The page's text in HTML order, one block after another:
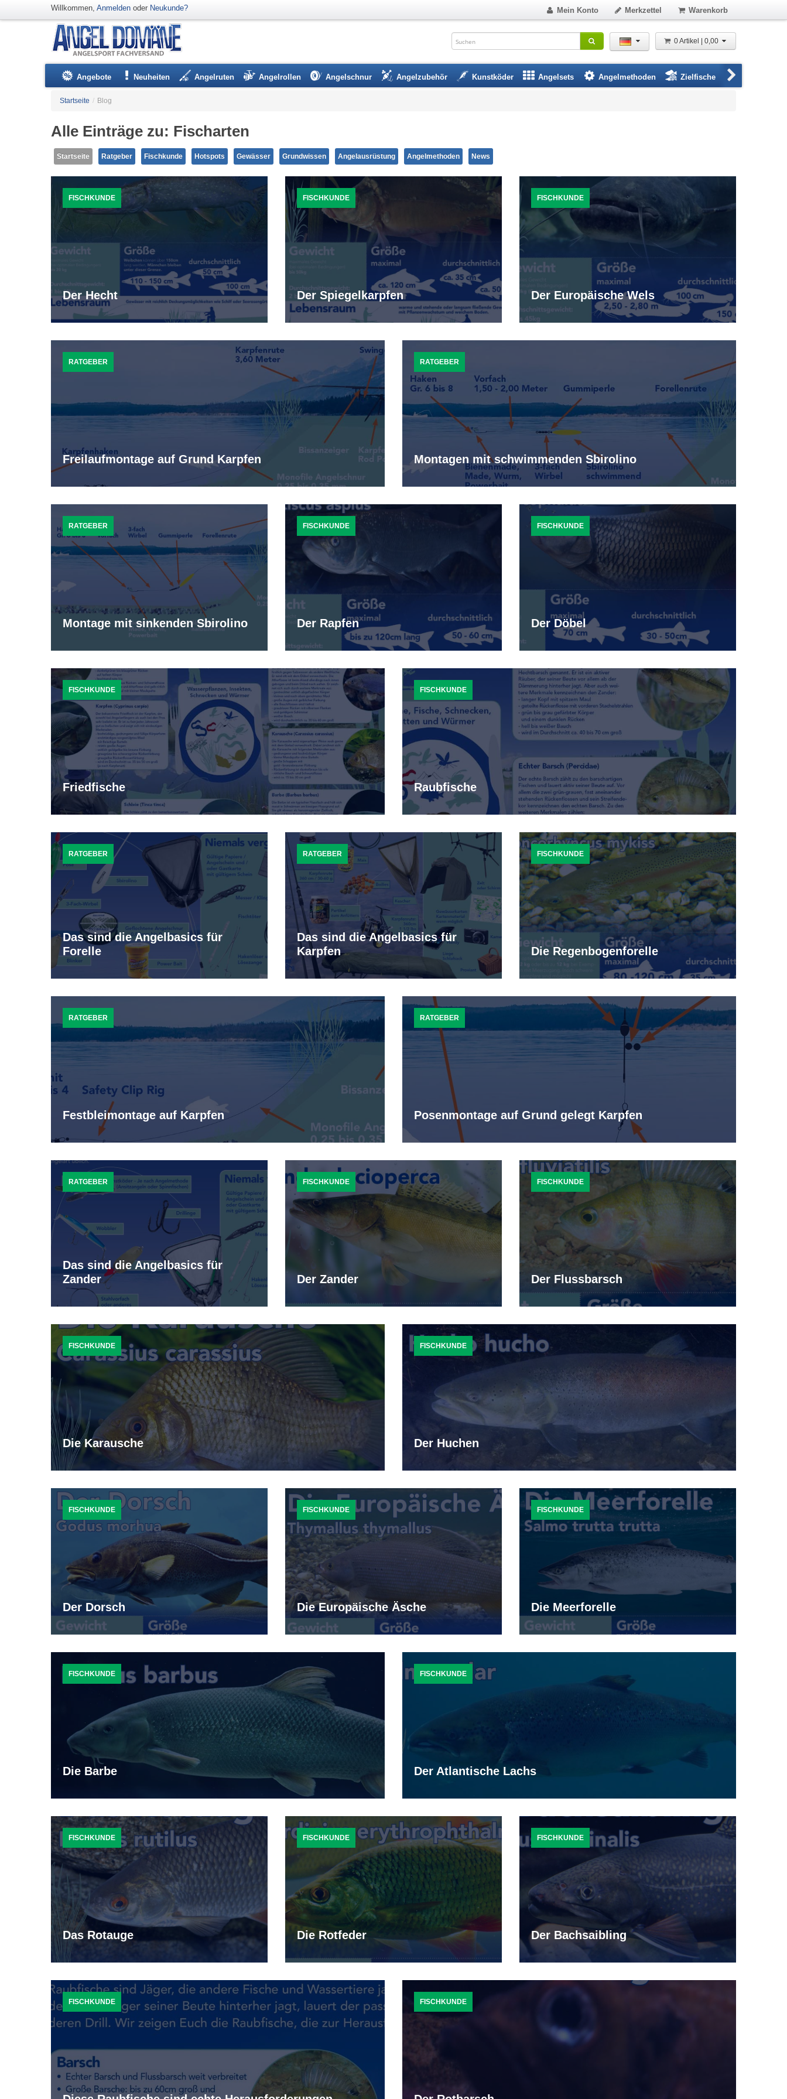
Willkommen, Anmelden oder Neukunde? Mein Konto Merkzettel Warenkorb
0 Artikel | 0,00
Angebote Neuheiten Angelruten Angelrollen Angelschnur Angelzubehör Kunstköder Angelsets Angelmethoden Zielfische
Startseite / Blog
Alle Einträge zu: Fischarten
Startseite Ratgeber Fischkunde Hotspots Gewässer Grundwissen Angelausrüstung Angelmethoden News
FISCHKUNDE
Der Hecht
FISCHKUNDE
Der Spiegelkarpfen
FISCHKUNDE
Der Europäische Wels
RATGEBER
Freilaufmontage auf Grund Karpfen
RATGEBER
Montagen mit schwimmenden Sbirolino
RATGEBER
Montage mit sinkenden Sbirolino
FISCHKUNDE
Der Rapfen
FISCHKUNDE
Der Döbel
FISCHKUNDE
Friedfische
FISCHKUNDE
Raubfische
RATGEBER
Das sind die Angelbasics für
Forelle
RATGEBER
Das sind die Angelbasics für
Karpfen
FISCHKUNDE
Die Regenbogenforelle
RATGEBER
Festbleimontage auf Karpfen
RATGEBER
Posenmontage auf Grund gelegt Karpfen
RATGEBER
Das sind die Angelbasics für
Zander
FISCHKUNDE
Der Zander
FISCHKUNDE
Der Flussbarsch
FISCHKUNDE
Die Karausche
FISCHKUNDE
Der Huchen
FISCHKUNDE
Der Dorsch
FISCHKUNDE
Die Europäische Äsche
FISCHKUNDE
Die Meerforelle
FISCHKUNDE
Die Barbe
FISCHKUNDE
Der Atlantische Lachs
FISCHKUNDE
Das Rotauge
FISCHKUNDE
Die Rotfeder
FISCHKUNDE
Der Bachsaibling
FISCHKUNDE FISCHKUNDE